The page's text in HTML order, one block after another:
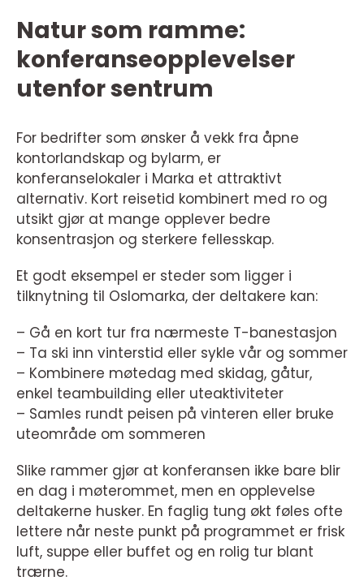
Natur som ramme:
konferanseopplevelser
utenfor sentrum
For bedrifter som ønsker å vekk fra åpne
kontorlandskap og bylarm, er
konferanselokaler i Marka et attraktivt
alternativ. Kort reisetid kombinert med ro og
utsikt gjør at mange opplever bedre
konsentrasjon og sterkere fellesskap.
Et godt eksempel er steder som ligger i
tilknytning til Oslomarka, der deltakere kan:
– Gå en kort tur fra nærmeste T-banestasjon
– Ta ski inn vinterstid eller sykle vår og sommer
– Kombinere møtedag med skidag, gåtur,
enkel teambuilding eller uteaktiviteter
– Samles rundt peisen på vinteren eller bruke
uteområde om sommeren
Slike rammer gjør at konferansen ikke bare blir
en dag i møterommet, men en opplevelse
deltakerne husker. En faglig tung økt føles ofte
lettere når neste punkt på programmet er frisk
luft, suppe eller buffet og en rolig tur blant
trærne.